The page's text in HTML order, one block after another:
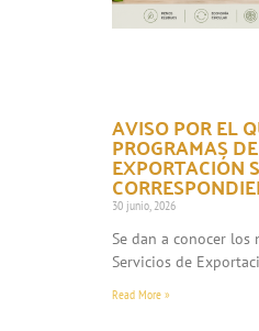
AVISO POR EL
PROGRAMAS
EXPORTACIÓN
30 junio, 2026
Se dan a conocer
Servicios de
Read More »